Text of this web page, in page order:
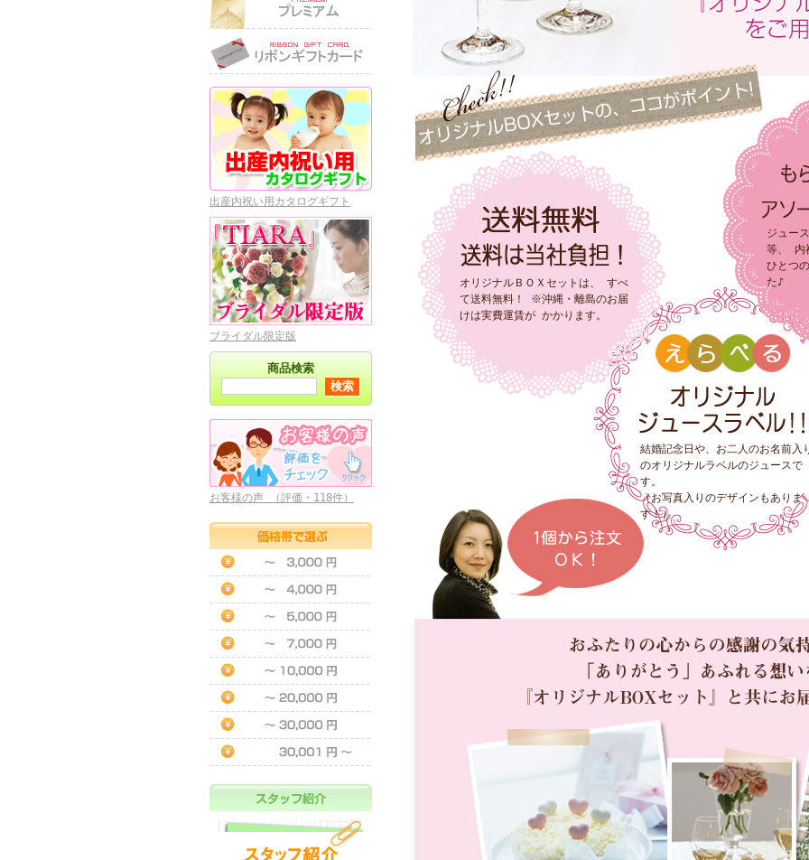
出産内祝い用カタログギフト
ブライダル限定版
商品検索
お客様の声 （評価・118件）
オリジナルＢＯＸセットは、 すべ
て送料無料！ ※沖縄・離島のお届
けは実費運賃が かかります。
ジュー
等、 内
ひとつ
た♪
結婚記念日や、お二人のお名前入
のオリジナルラベルのジュースで
す。
（お写真入りのデザインもありま
す！）